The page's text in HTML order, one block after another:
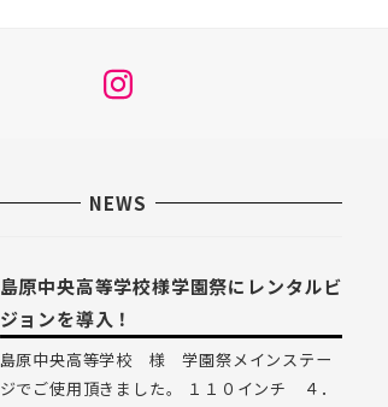
メ
項
NEWS
島原中央高等学校様学園祭にレンタルビ
ジョンを導入！
島原中央高等学校 様 学園祭メインステー
ジでご使用頂きました。 １１０インチ ４．